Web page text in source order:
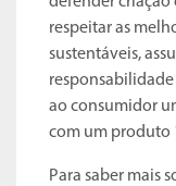
respeitar as
sustentáveis,
ao consumidor
com um produto
Para saber mais